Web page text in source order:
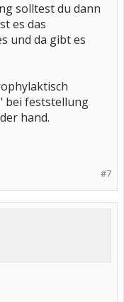
solltest du dann
es das
und da gibt es
bei feststellung
hand.
#7